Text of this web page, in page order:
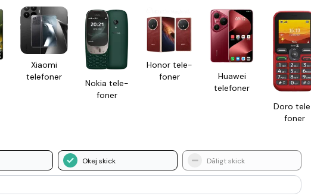
Xiaomi
tele­foner
Nokia tele­
foner
Honor tele­
foner
Huawei
tele­foner
Doro
foner
Okej skick Dåligt skick